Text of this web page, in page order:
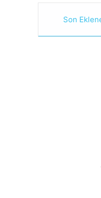
Son